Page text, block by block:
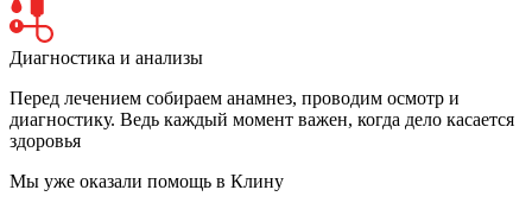
Диагностика и анализы
Перед лечением собираем анамнез, проводим осмотр и
диагностику. Ведь каждый момент важен, когда дело касается
здоровья
Мы уже оказали помощь в Клину